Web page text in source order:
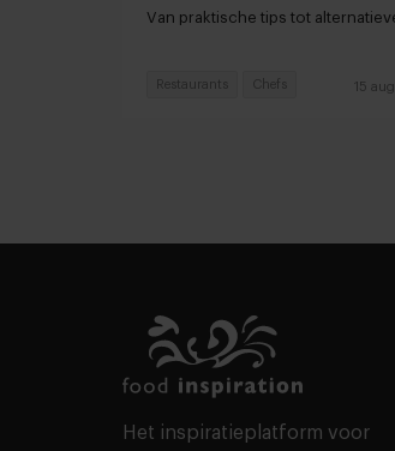
Van praktische tips tot
15
Restaurants Chefs
Het inspiratieplatform voor